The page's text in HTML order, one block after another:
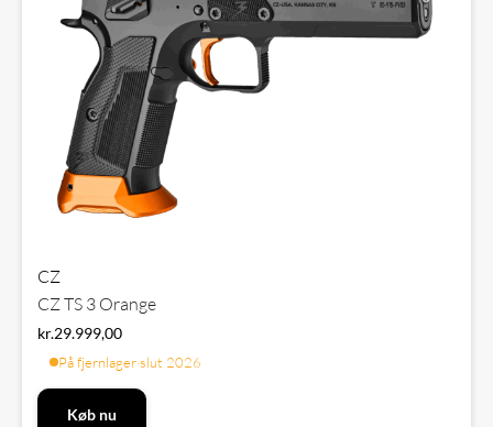
CZ
CZ TS 3 Orange
kr.29.999,00
På fjernlager·slut 2026
Køb nu